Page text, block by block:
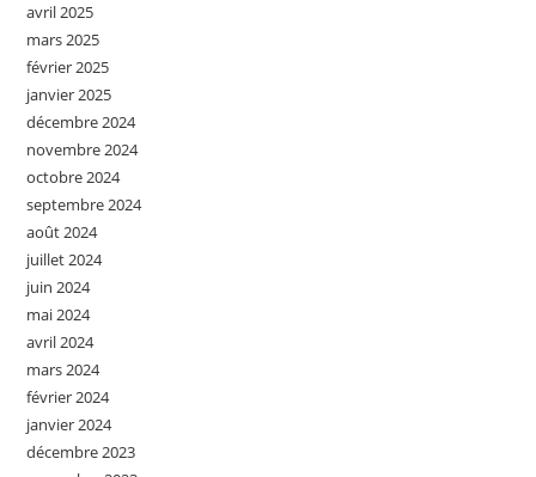
avril 2025
mars 2025
février 2025
janvier 2025
décembre 2024
novembre 2024
octobre 2024
septembre 2024
août 2024
juillet 2024
juin 2024
mai 2024
avril 2024
mars 2024
février 2024
janvier 2024
décembre 2023